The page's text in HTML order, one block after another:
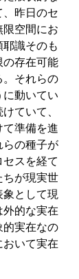
昨日のセ
限空間にお
識そのも
の存在可能
。それらの
動いてい
ていて、
準備を進
らの種子が
スを経て
ちが現実世
として現
的な実在
的実在なの
おいて実在